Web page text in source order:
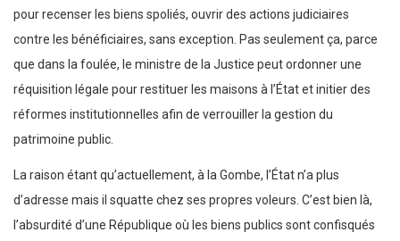
pour recenser les biens spoliés, ouvrir des actions judiciaires
contre les bénéficiaires, sans exception. Pas seulement ça, parce
que dans la foulée, le ministre de la Justice peut ordonner une
réquisition légale pour restituer les maisons à l’État et initier des
réformes institutionnelles afin de verrouiller la gestion du
patrimoine public.
La raison étant qu’actuellement, à la Gombe, l’État n’a plus
d’adresse mais il squatte chez ses propres voleurs. C’est bien là,
l’absurdité d’une République où les biens publics sont confisqués